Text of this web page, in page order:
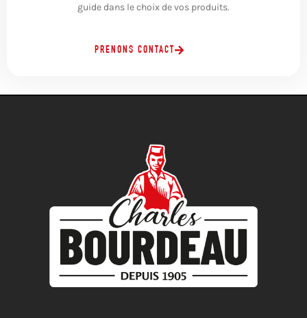
guide dans le choix de vos produits.
PRENONS CONTACT